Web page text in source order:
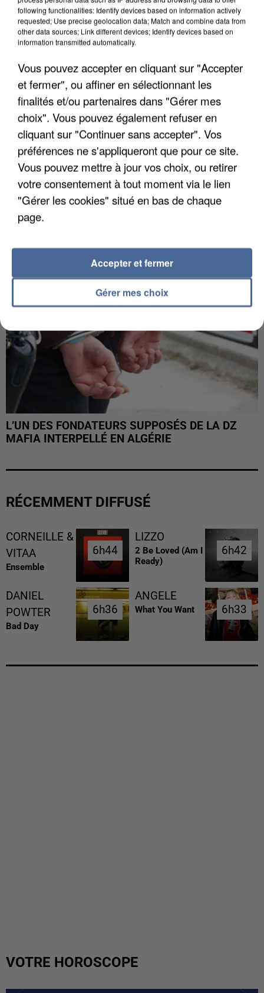
APRÈS TOUTES CES CANICULES, LES REFUGES
L’UN DES FONDATEURS SUPPOSÉS DE LA DZ
MAFIA INTERPELLÉ EN ALGÉRIE
RÉCEMMENT DIFFUSÉ
CORNEILLE &
VITAA
Ensemble
6h44
6h44
LIZZO
2 Be Loved (am I
Ready)
6h42
6h42
DANIEL
POWTER
Bad Day
6h36
6h36
ANGELE
What You Want 6h33
6h33
VOTRE HOROSCOPE
following functionalities: Identify devices based on information actively
requested; Use precise geolocation data; Match and combine data from
other data sources; Link different devices; Identify devices based on
information transmitted automatically.
Vous pouvez accepter en cliquant sur "Accepter
et fermer", ou affiner en sélectionnant les
finalités et/ou partenaires dans "Gérer mes
choix". Vous pouvez également refuser en
cliquant sur "Continuer sans accepter". Vos
préférences ne s'appliqueront que pour ce site.
Vous pouvez mettre à jour vos choix, ou retirer
votre consentement à tout moment via le lien
"Gérer les cookies" situé en bas de chaque
page.
Gérer mes choix
Accepter et fermer